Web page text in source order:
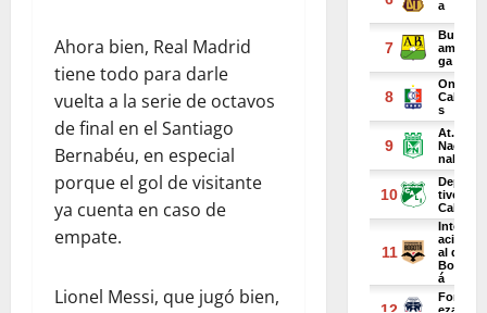
Ahora bien, Real Madrid
tiene todo para darle
vuelta a la serie de octavos
de final en el Santiago
Bernabéu, en especial
porque el gol de visitante
ya cuenta en caso de
empate.
Lionel Messi, que jugó bien,